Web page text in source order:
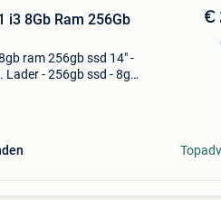
i3 8Gb Ram 256Gb
ram 256gb ssd 14" -
Lader - 256gb ssd - 8gb
€